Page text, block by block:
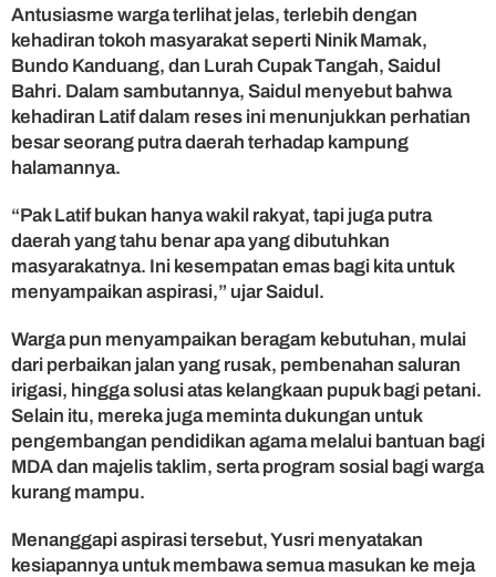
M
y
a
r
a
t
u
p
a
T
a
n
h
Antusiasme warga terlihat jelas, terlebih dengan
kehadiran tokoh masyarakat seperti Ninik Mamak,
Bundo Kanduang, dan Lurah Cupak Tangah, Saidul
Bahri. Dalam sambutannya, Saidul menyebut bahwa
kehadiran Latif dalam reses ini menunjukkan perhatian
besar seorang putra daerah terhadap kampung
halamannya.
“Pak Latif bukan hanya wakil rakyat, tapi juga putra
daerah yang tahu benar apa yang dibutuhkan
masyarakatnya. Ini kesempatan emas bagi kita untuk
menyampaikan aspirasi,” ujar Saidul.
Warga pun menyampaikan beragam kebutuhan, mulai
dari perbaikan jalan yang rusak, pembenahan saluran
irigasi, hingga solusi atas kelangkaan pupuk bagi petani.
Selain itu, mereka juga meminta dukungan untuk
pengembangan pendidikan agama melalui bantuan bagi
MDA dan majelis taklim, serta program sosial bagi warga
kurang mampu.
Menanggapi aspirasi tersebut, Yusri menyatakan
kesiapannya untuk membawa semua masukan ke meja